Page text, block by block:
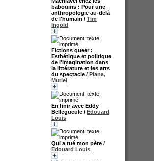
babouins : Pour une
anthropologie au-delà
de l'humain / Tim
Ingold
Fictions queer :
Esthétique et politique
de l'imagination dans
la littérature et les arts
du spectacle / Plana,
Muriel
En finir avec Eddy
Bellegueule / Edouard
Louis
Qui a tué mon père /
Edouard Louis